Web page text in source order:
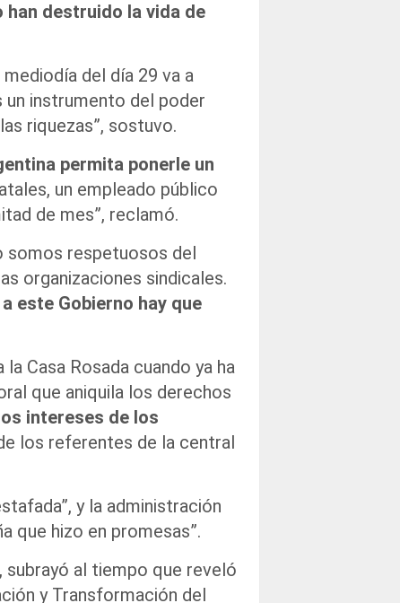
han destruido la vida de
del día 29 va a
un instrumento del poder
riquezas”, sostuvo.
permita ponerle un
un empleado público
de mes”, reclamó.
somos respetuosos del
organizaciones sindicales.
este Gobierno hay que
Casa Rosada cuando ya ha
que aniquila los derechos
intereses de los
los referentes de la central
y la administración
que hizo en promesas”.
, subrayó al tiempo que reveló
y Transformación del